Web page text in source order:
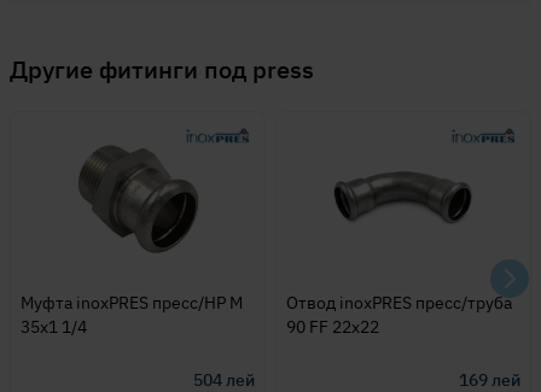
Другие фитинги под press
Муфта inoxPRES пресс/НР M
35x1 1/4
504лей
Отвод inoxPRES пресс/труба
90 FF 22x22
169лей